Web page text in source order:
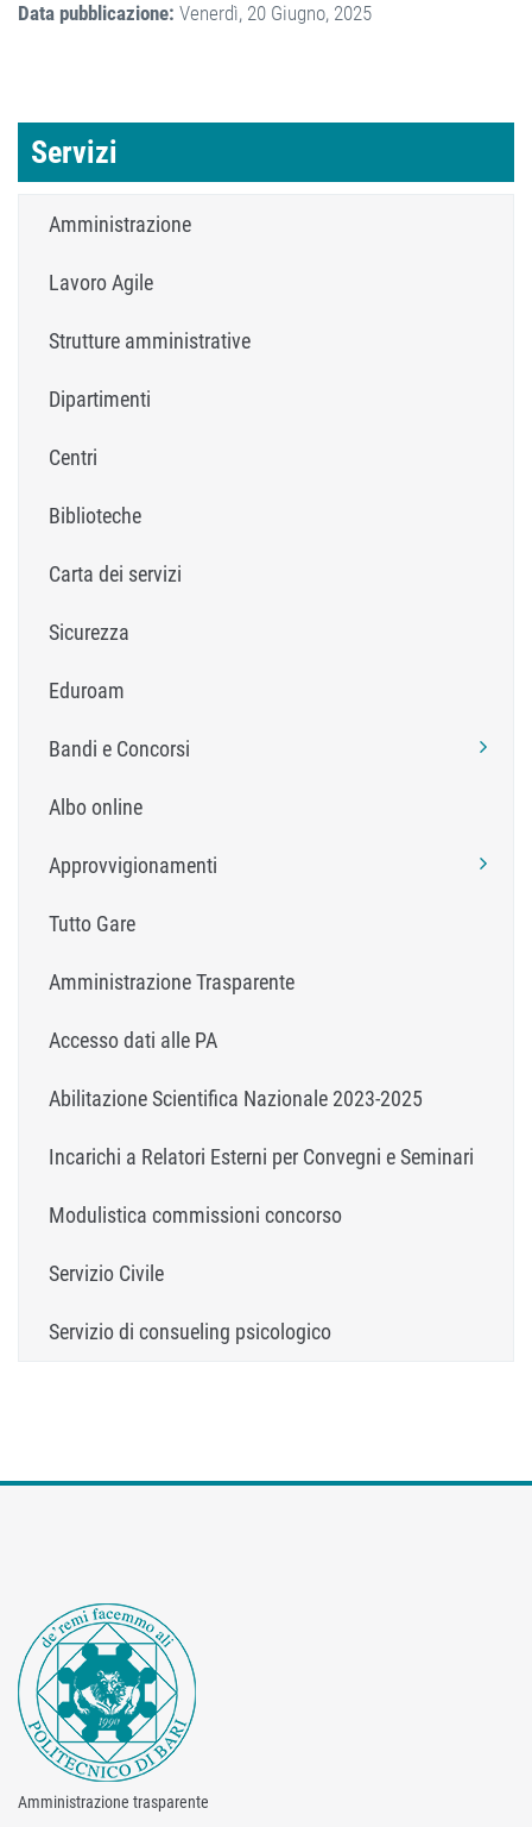
Data pubblicazione: Venerdì, 20 Giugno, 2025
Servizi
Amministrazione
Lavoro Agile
Strutture amministrative
Dipartimenti
Centri
Biblioteche
Carta dei servizi
Sicurezza
Eduroam
Bandi e Concorsi
Albo online
Approvvigionamenti
Tutto Gare
Amministrazione Trasparente
Accesso dati alle PA
Abilitazione Scientifica Nazionale 2023-2025
Incarichi a Relatori Esterni per Convegni e Seminari
Modulistica commissioni concorso
Servizio Civile
Servizio di consueling psicologico
Amministrazione trasparente